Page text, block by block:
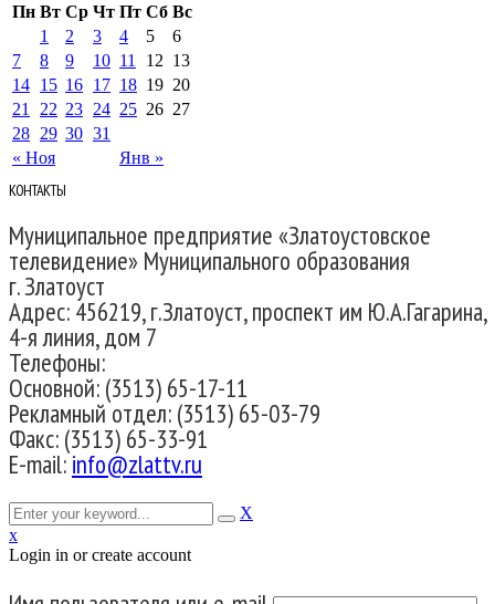
Пн Вт Ср Чт Пт Сб Вс
« Ноя Янв »
1 2 3 4 5
6
7
8 9 10 11 12 13
14 15 16 17 18 19 20
21
22 23 24 25 26 27
28 29 30 31
КОНТАКТЫ
Муниципальное предприятие «Златоустовское
телевидение» Муниципального образования
г. Златоуст
Адрес: 456219, г.Златоуст, проспект им Ю.А.Гагарина,
4-я линия, дом 7
Телефоны:
Основной: (3513) 65-17-11
Рекламный отдел: (3513) 65-03-79
Факс: (3513) 65-33-91
E-mail:info@zlattv.ru
X
x
Login in or create account